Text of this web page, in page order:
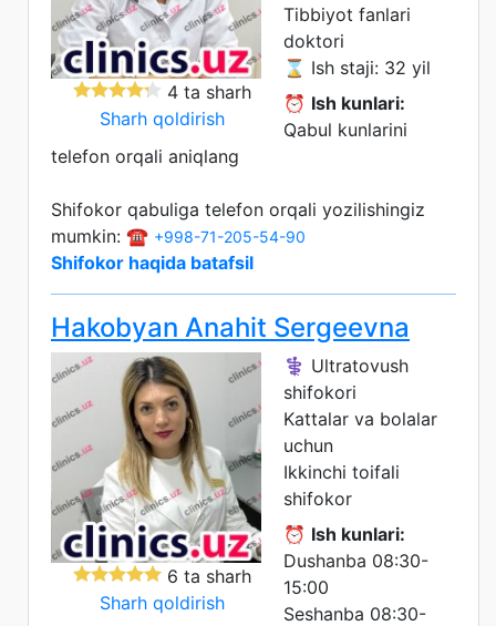
4 ta sharh
Sharh qoldirish
Tibbiyot fanlari
doktori
⌛ Ish staji: 32 yil
⏰ Ish kunlari:
Qabul kunlarini
telefon orqali aniqlang
Shifokor qabuliga telefon orqali yozilishingiz
mumkin: ☎️ +998-71-205-54-90
Shifokor haqida batafsil
Hakobyan Anahit Sergeevna
6 ta sharh
Sharh qoldirish
⚕️ Ultratovush
shifokori
Kattalar va bolalar
uchun
Ikkinchi toifali
shifokor
⏰ Ish kunlari:
Dushanba 08:30-
15:00
Seshanba 08:30-